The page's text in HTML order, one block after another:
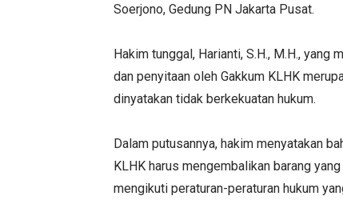
Soerjono, Gedung PN Jakarta Pusat.
Hakim tunggal, Harianti, S.H., M.H.,
dan penyitaan oleh Gakkum KLHK
dinyatakan tidak berkekuatan hukum.
Dalam putusannya, hakim menyatakan
KLHK harus mengembalikan barang
mengikuti peraturan-peraturan hukum